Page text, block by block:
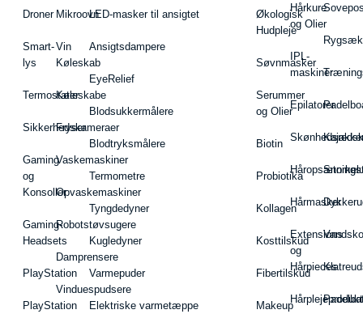
Droner
Smart-
lys
Termostater
Sikkerhedskameraer
Gaming
og
Konsoller
Gaming-
Headsets
PlayStation
PlayStation
Mikroovn
Vin
Køleskab
Køleskabe
Fryser
Vaskemaskiner
Opvaskemaskiner
Robotstøvsugere
Damprensere
Vinduespudsere
LED-masker til ansigtet
Ansigtsdampere
EyeRelief
Blodsukkermålere
Blodtryksmålere
Termometre
Tyngdedyner
Kugledyner
Varmepuder
Elektriske varmetæppe
Økologisk
Hudpleje
Søvnmasker
Serummer
og Olier
Biotin
Probiotika
Kollagen
Kosttilskud
Fibertilskud
Makeup
Hårkure
og Olier
IPL-
maskiner
Epilatorer
Hårmasker
Extensions
og
Hårpieces
Vandsko